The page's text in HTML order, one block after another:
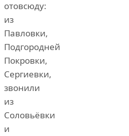
отовсюду:
из
Павловки,
Подгородней
Покровки,
Сергиевки,
звонили
из
Соловьёвки
и